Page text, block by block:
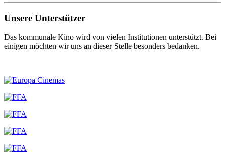
Unsere Unterstützer
Das kommunale Kino wird von vielen Institutionen unterstützt. Bei
einigen möchten wir uns an dieser Stelle besonders bedanken.